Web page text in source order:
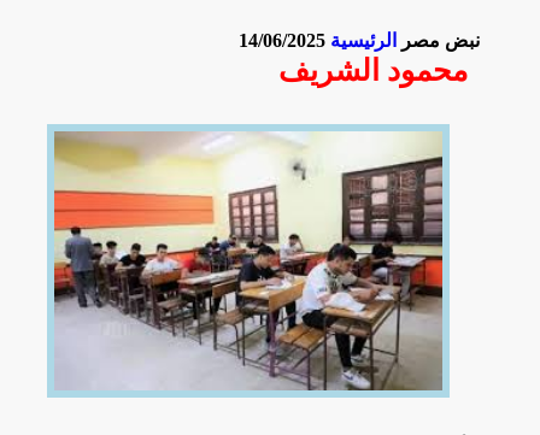
نبض مصر الرئيسية 14/06/2025
محمود الشريف